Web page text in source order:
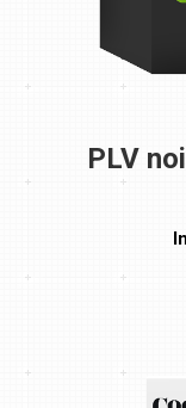
PLV